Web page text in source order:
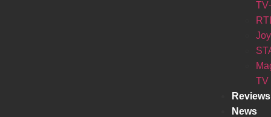
TV
Reviews
News